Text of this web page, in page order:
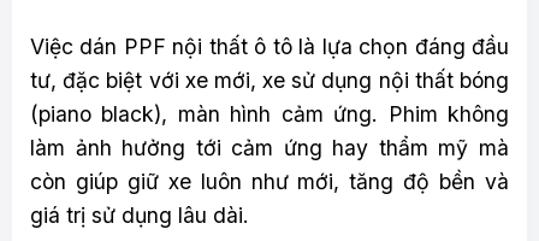
Việc dán PPF nội thất ô tô là lựa chọn đáng đầu
tư, đặc biệt với xe mới, xe sử dụng nội thất bóng
(piano black), màn hình cảm ứng. Phim không
làm ảnh hưởng tới cảm ứng hay thẩm mỹ mà
còn giúp giữ xe luôn như mới, tăng độ bền và
giá trị sử dụng lâu dài.